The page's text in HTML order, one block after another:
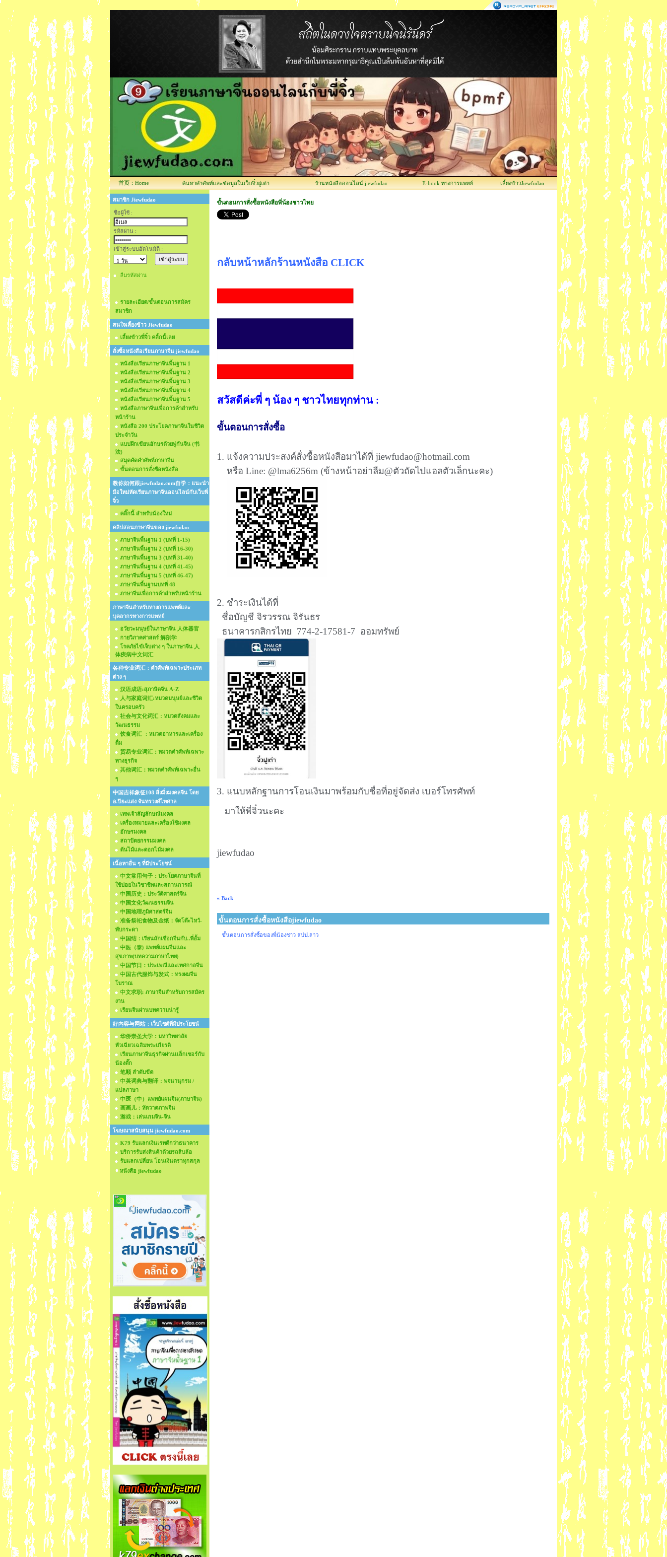
首页：Home ค้นหาคำศัพท์และข้อมูลในเว็บจิ๋วฝูเต่า ร้านหนังสือออนไลน์ jiewfudao E-book ทางการแพทย์ เลี้ยงข้าวJiewfudao
สมาชิก Jiewfudao
ชื่อผู้ใช้ :
รหัสผ่าน :
เข้าสู่ระบบอัตโนมัติ :
ลืมรหัสผ่าน
รายละเอียด/ขั้นตอนการสมัคร
สมาชิก
สนใจเลี้ยงข้าว Jiewfudao
เลี้ยงข้าวพี่จิ๋ว คลิ้กนี้เลย
สั่งซื้อหนังสือเรียนภาษาจีน jiewfudao
หนังสือเรียนภาษาจีนพื้นฐาน 1
หนังสือเรียนภาษาจีนพื้นฐาน 2
หนังสือเรียนภาษาจีนพื้นฐาน 3
หนังสือเรียนภาษาจีนพื้นฐาน 4
หนังสือเรียนภาษาจีนพื้นฐาน 5
หนังสือภาษาจีนเพื่อการค้าสำหรับ
หน้าร้าน
หนังสือ 200 ประโยคภาษาจีนในชีวิต
ประจำวัน
แบบฝึกเขียนอักษรด้วยพู่กันจีน (书
法)
สมุดคัดคำศัพท์ภาษาจีน
ขั้นตอนการสั่งซือหนังสือ
教你如何跟jiewfudao.com自学：แนะนำ
มือใหม่หัดเรียนภาษาจีนออนไลน์กับเว็บพี่
จิ๋ว
คลิ๊กนี้ สำหรับน้องใหม่
คลิปสอนภาษาจีนของ jiewfudao
ภาษาจีนพื้นฐาน 1 (บทที่ 1-15)
ภาษาจีนพื้นฐาน 2 (บทที่ 16-30)
ภาษาจีนพื้นฐาน 3 (บทที่ 31-40)
ภาษาจีนพื้นฐาน 4 (บทที่ 41-45)
ภาษาจีนพื้นฐาน 5 (บทที่ 46-47)
ภาษาจีนพื้นฐานบทที่ 48
ภาษาจีนเพื่อการค้าสำหรับหน้าร้าน
ภาษาจีนสำหรับทางการแพทย์และ
บุคลากรทางการแพทย์
อวัยวะมนุษย์ในภาษาจีน 人体器官
กายวิภาคศาสตร์ 解剖学
โรคภัยไข้เจ็บต่าง ๆ ในภาษาจีน 人
体疾病中文词汇
各种专业词汇：คำศัพท์เฉพาะประเภท
ต่าง ๆ
汉语成语:สุภาษิตจีน A-Z
人与家庭词汇:หมวดมนุษย์และชีวิต
ในครอบครัว
社会与文化词汇：หมวดสังคมและ
วัฒนธรรม
饮食词汇 ：หมวดอาหารและเครื่อง
ดื่ม
贸易专业词汇：หมวดคำศัพท์เฉพาะ
ทางธุรกิจ
其他词汇：หมวดคำศัพท์เฉพาะอื่น
ๆ
中国吉祥象征108 สิ่งมิ่งมงคลจีน โดย
อ.ปิยะแสง จันทรวงศ์ไพศาล
เทพเจ้าสัญลักษณ์มงคล
เครื่องหมายและเครื่องใช้มงคล
อักษรมงคล
สถาปัตยกรรมมงคล
ต้นไม้และดอกไม้มงคล
เนื้อหาอื่น ๆ ที่มีประโยชน์
中文常用句子：ประโยคภาษาจีนที่
ใช้บ่อยในวิชาชีพและสถานการณ์
中国历史：ประวัติศาสตร์จีน
中国文化วัฒนธรรมจีน
中国地理ภูมิศาสตร์จีน
准备祭祀食物及金纸：จัดโต๊ะไหว้-
พับกระดา
中国结：เรียนถักเชือกจีนกับ..พี่อั้ม
中医（泰) แพทย์แผนจีนและ
สุขภาพ(บทความภาษาไทย)
中国节日：ประเพณีและเทศกาลจีน
中国古代服饰与发式：ทรงผมจีน
โบราณ
中文求职: ภาษาจีนสำหรับการสมัคร
งาน
เรียนจีนผ่านบทความน่ารู้
好内容与网站：เว็บไซด์ที่มีประโยชน์
华侨崇圣大学：มหาวิทยาลัย
หัวเฉียวเฉลิมพระเกียรติ
เรียนภาษาจีนธุรกิจผ่านเเล็กเชอร์กับ
น้องตั๊ก
笔顺 ลำดับขีด
中英词典与翻译：พจนานุกรม /
แปลภาษา
中医（中）แพทย์แผนจีน(ภาษาจีน)
画画儿：หัดวาดภาพจีน
游戏：เล่นเกมจีน-จีน
โฆษณาสนับสนุน jiewfudao.com
K79 รับแลกเงินเรทดีกว่าธนาคาร
บริการรับส่งสินค้าด้วยรถสิบล้อ
รับแลกเปลี่ยน โอนเงินตราทุกสกุล
หนังสือ jiewfudao
ขั้นตอนการสั่งซื้อหนังสือพี่น้องชาวไทย
กลับหน้าหลักร้านหนังสือ CLICK
สวัสดีค่ะพี่ ๆ น้อง ๆ ชาวไทยทุกท่าน :
ขั้นตอนการสั่งซื้อ
1. แจ้งความประสงค์สั่งซื้อหนังสือมาได้ที่ jiewfudao@hotmail.com
หรือ Line: @lma6256m (ข้างหน้าอย่าลืม@ตัวถัดไปแอลตัวเล็กนะคะ)
2. ชำระเงินได้ที่
ชื่อบัญชี จิรวรรณ จิรันธร
ธนาคารกสิกรไทย 774-2-17581-7 ออมทรัพย์
3. แนบหลักฐานการโอนเงินมาพร้อมกับชื่อที่อยู่จัดส่ง เบอร์โทรศัพท์
มาให้พี่จิ๋วนะคะ
jiewfudao
« Back
ขั้นตอนการสั่งซื้อหนังสือjiewfudao
ขั้นตอนการสั่งซื้อของพี่น้องชาว สปป.ลาว